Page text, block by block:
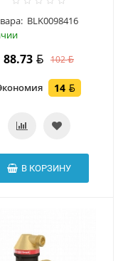
BLK0098416
88.73 102
14
В КОРЗИНУ